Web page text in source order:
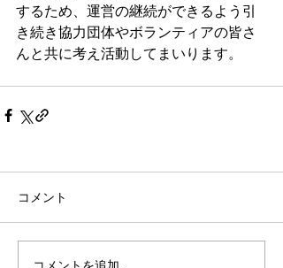
するため、運営の継続ができるよう引
き続き協力団体やボランティアの皆さ
んと共に考え活動してまいります。
コメント